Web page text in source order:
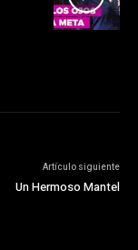
Artículo siguiente
Un Hermoso Mantel